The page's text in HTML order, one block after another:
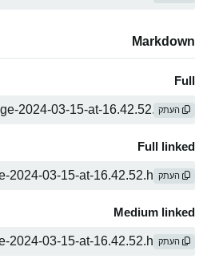
Markdown
Full
העתק
Full linked
העתק
Medium linked
העתק